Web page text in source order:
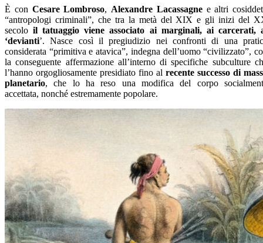
È con Cesare Lombroso, Alexandre Lacassagnee altri
“antropologi criminali”, che tra la metà del XIX e gli inizi del
secolo il tatuaggio viene associato ai marginali, ai carcerati,
‘devianti’. Nasce così il pregiudizio nei confronti di una
considerata “primitiva e atavica”, indegna dell’uomo “civilizzato”,
la conseguente affermazione all’interno di specifiche subculture
l’hanno orgogliosamente presidiato fino al recente successo di
planetario, che lo ha reso una modifica del corpo
accettata, nonché estremamente popolare.